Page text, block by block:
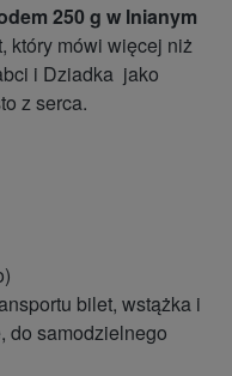
250 g w lnianym
który mówi więcej niż
i Dziadka jako
z serca.
bilet, wstążka i
do samodzielnego